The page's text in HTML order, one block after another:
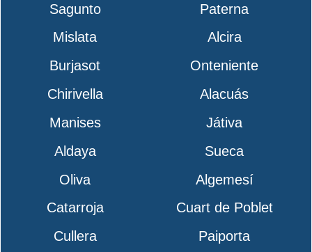
Sagunto
Paterna
Mislata
Alcira
Burjasot
Onteniente
Chirivella
Alacuás
Manises
Játiva
Aldaya
Sueca
Oliva
Algemesí
Catarroja
Cuart de Poblet
Cullera
Paiporta